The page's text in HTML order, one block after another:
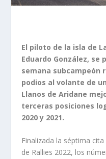
El piloto de la isla de
Eduardo González, se
semana subcampeón
podios al volante de
Llanos de Aridane
terceras posiciones
2020 y 2021.
Finalizada la séptima
de Rallies 2022, los